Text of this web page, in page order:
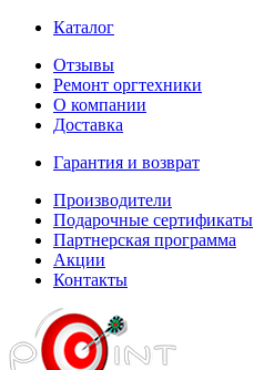
Каталог
Отзывы
Ремонт оргтехники
О компании
Доставка
Гарантия и возврат
Производители
Подарочные сертификаты
Партнерская программа
Акции
Контакты